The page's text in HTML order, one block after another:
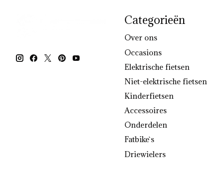
Categorieën
Over ons
Occasions
Elektrische fietsen
Niet-elektrische fietsen
Kinderfietsen
Accessoires
Onderdelen
Fatbike`s
Driewielers